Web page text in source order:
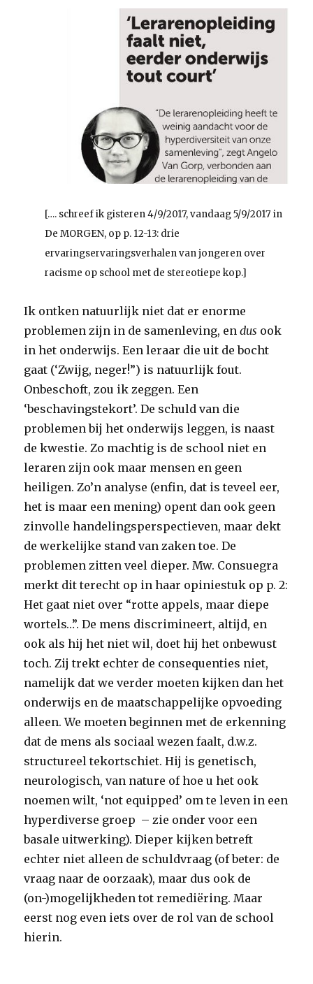
[…. schreef ik gisteren 4/9/2017, vandaag 5/9/2017 in
De MORGEN, op p. 12-13: drie
ervaringservaringsverhalen van jongeren over
racisme op school met de stereotiepe kop.]
Ik ontken natuurlijk niet dat er enorme
problemen zijn in de samenleving, endus ook
in het onderwijs. Een leraar die uit de bocht
gaat (‘Zwijg, neger!”) is natuurlijk fout.
Onbeschoft, zou ik zeggen. Een
‘beschavingstekort’. De schuld van die
problemen bij het onderwijs leggen, is naast
de kwestie. Zo machtig is de school niet en
leraren zijn ook maar mensen en geen
heiligen. Zo’n analyse (enfin, dat is teveel eer,
het is maar een mening) opent dan ook geen
zinvolle handelingsperspectieven, maar dekt
de werkelijke stand van zaken toe. De
problemen zitten veel dieper. Mw. Consuegra
merkt dit terecht op in haar opiniestuk op p. 2:
Het gaat niet over “rotte appels, maar diepe
wortels…”. De mens discrimineert, altijd, en
ook als hij het niet wil, doet hij het onbewust
toch. Zij trekt echter de consequenties niet,
namelijk dat we verder moeten kijken dan het
onderwijs en de maatschappelijke opvoeding
alleen. We moeten beginnen met de erkenning
dat de mens als sociaal wezen faalt, d.w.z.
structureel tekortschiet. Hij is genetisch,
neurologisch, van nature of hoe u het ook
noemen wilt, ‘not equipped’ om te leven in een
hyperdiverse groep – zie onder voor een
basale uitwerking). Dieper kijken betreft
echter niet alleen de schuldvraag (of beter: de
vraag naar de oorzaak), maar dus ook de
(on-)mogelijkheden tot remediëring. Maar
eerst nog even iets over de rol van de school
hierin.